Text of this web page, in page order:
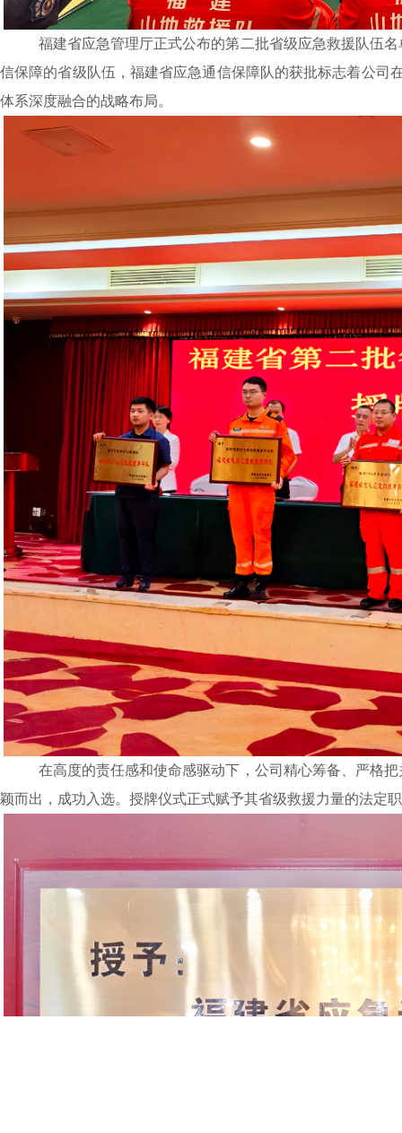
福建省应急管理厅正式公布的第二批省级应急救援队伍
信保障的省级队伍，福建省应急通信保障队的获批标志着公
体系深度融合的战略布局。
在高度的责任感和使命感驱动下，公司精心筹备、严格
颖而出，成功入选。授牌仪式正式赋予其省级救援力量的法定